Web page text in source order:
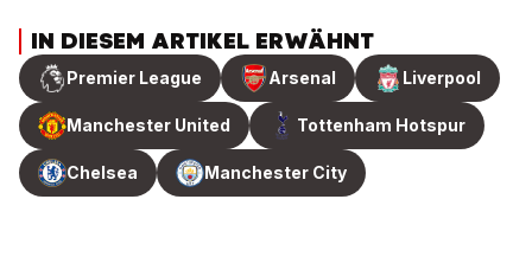
IN DIESEM ARTIKEL ERWÄHNT
Premier League Arsenal Liverpool
Manchester United Tottenham Hotspur
Chelsea Manchester City